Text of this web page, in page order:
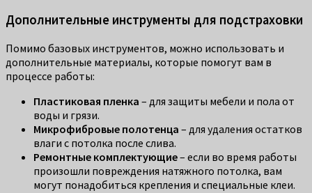
Дополнительные инструменты для подстраховки
Помимо базовых инструментов, можно использовать и
дополнительные материалы, которые помогут вам в
процессе работы:
Пластиковая пленка – для защиты мебели и пола от
воды и грязи.
Микрофибровые полотенца – для удаления остатков
влаги с потолка после слива.
Ремонтные комплектующие– если во время работы
произошли повреждения натяжного потолка, вам
могут понадобиться крепления и специальные клеи.